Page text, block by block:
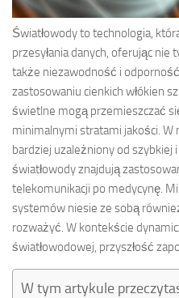
Światłowody to technologia,
przesyłania danych, oferując
także niezawodność i odporność
zastosowaniu cienkich włókien
świetlne mogą przemieszczać
minimalnymi stratami jakości. W
bardziej uzależniony od szybkiej
światłowody znajdują
telekomunikacji po medycynę.
systemów niesie ze sobą
rozważyć. W kontekście
światłowodowej, przyszłość
W tym artykule